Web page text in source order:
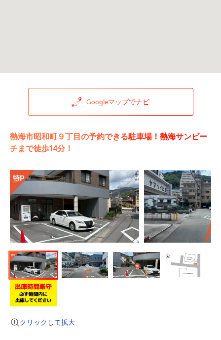
Googleマップでナビ
熱海市昭和町９丁目の予約できる駐車場！熱海サンビー
チまで徒歩14分！
クリックして拡大